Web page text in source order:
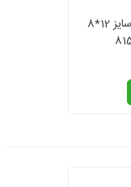
شیلنگ / شلنگ باد فنری 15 متر سایز 12*8